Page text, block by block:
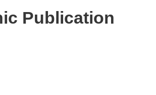
Publication